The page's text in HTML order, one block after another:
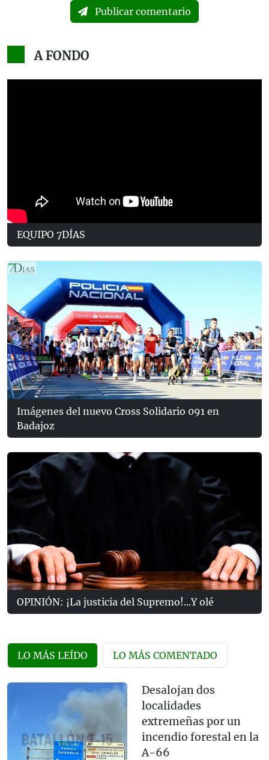
Publicar comentario
A FONDO
EQUIPO 7DÍAS
Imágenes del nuevo Cross Solidario 091 en
Badajoz
OPINIÓN: ¡La justicia del Supremo!...Y olé
LO MÁS LEÍDO LO MÁS COMENTADO
Desalojan dos
localidades
extremeñas por un
incendio forestal en la
A-66